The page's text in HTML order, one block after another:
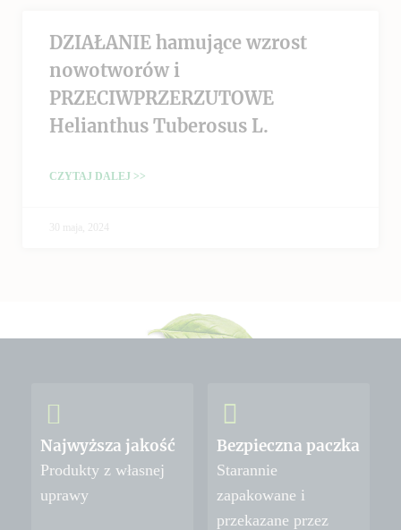
DZIAŁANIE hamujące wzrost
nowotworów i
PRZECIWPRZERZUTOWE
Helianthus Tuberosus L.
CZYTAJ DALEJ >>
30 maja, 2024
Najwyższa jakość
Produkty z własnej
uprawy
Bezpieczna paczka
Starannie
zapakowane i
przekazane przez